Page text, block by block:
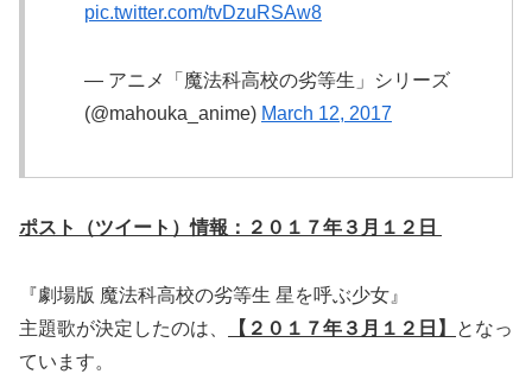
pic.twitter.com/tvDzuRSAw8
— アニメ「魔法科高校の劣等生」シリーズ
(@mahouka_anime) March 12, 2017
ポスト（ツイート）情報：２０１７年３月１２日
『劇場版 魔法科高校の劣等生 星を呼ぶ少女』
主題歌が決定したのは、
【２０１７年３月１２日】
となっ
ています。